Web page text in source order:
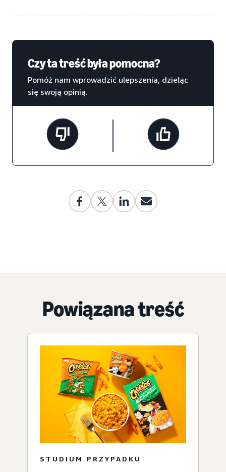
Czy ta treść była pomocna?
Pomóż nam wprowadzić ulepszenia, dzieląc
się swoją opinią.
Powiązana treść
STUDIUM PRZYPADKU